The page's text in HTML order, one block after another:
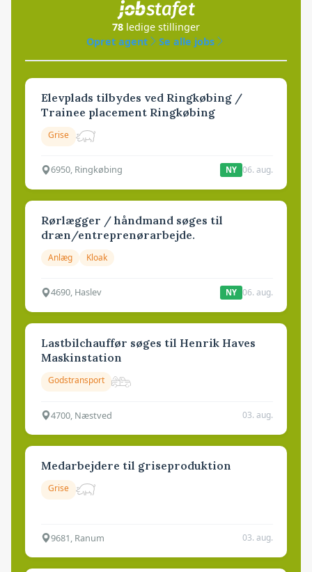
78 ledige stillinger
Opret agent
Se alle jobs
Elevplads tilbydes ved Ringkøbing /
Trainee placement Ringkøbing
Grise
6950, Ringkøbing NY 06. aug.
Rørlægger / håndmand søges til
dræn/entreprenørarbejde.
Anlæg Kloak
4690, Haslev NY 06. aug.
Lastbilchauffør søges til Henrik Haves
Maskinstation
Godstransport
4700, Næstved 03. aug.
Medarbejdere til griseproduktion
Grise
9681, Ranum 03. aug.